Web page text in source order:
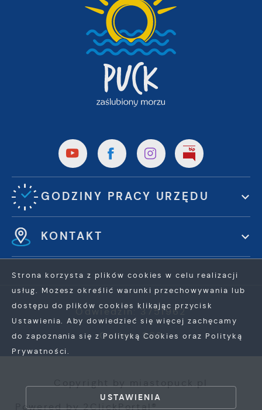
GODZINY PRACY URZĘDU
KONTAKT
Odwiedzin: 3751962
Online: 393
Powered by2ClickPortal®
Strona korzysta z plików cookies w celu realizacji
usług. Możesz określić warunki przechowywania lub
dostępu do plików cookies klikając przycisk
Ustawienia. Aby dowiedzieć się więcej zachęcamy
do zapoznania się z Polityką Cookies oraz Polityką
Prywatności.
USTAWIENIA
ZEZWÓL NA WSZYSTKIE